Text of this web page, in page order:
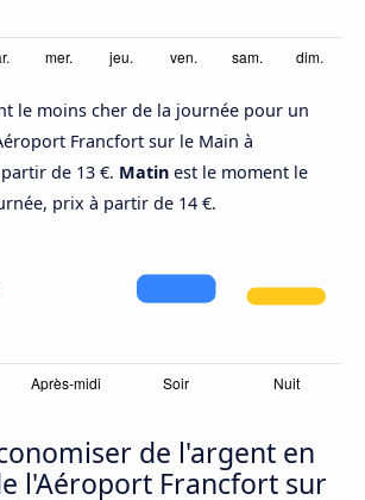
le moins cher de la journée pour un
Francfort sur le Main à
de 13 €. Matin est le moment le
prix à partir de 14 €.
de l'argent en
l'Aéroport Francfort sur